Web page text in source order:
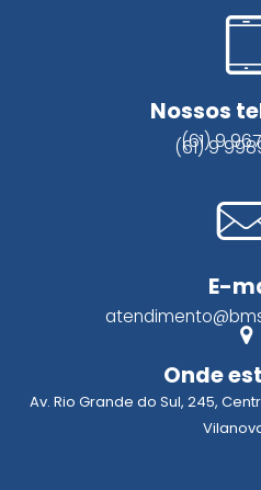
Nossos
(61) 9
(61) 9
E-
Onde
Av. Rio Grande do Sul, 245,